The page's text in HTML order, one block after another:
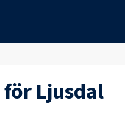
förLjusdal